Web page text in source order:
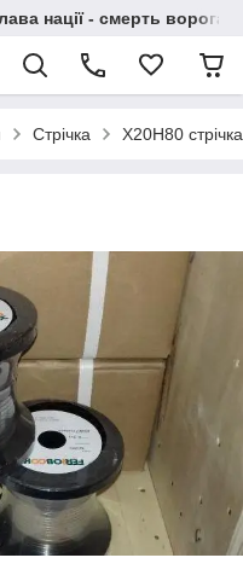
нації - смерть
Стрічка Х20Н80